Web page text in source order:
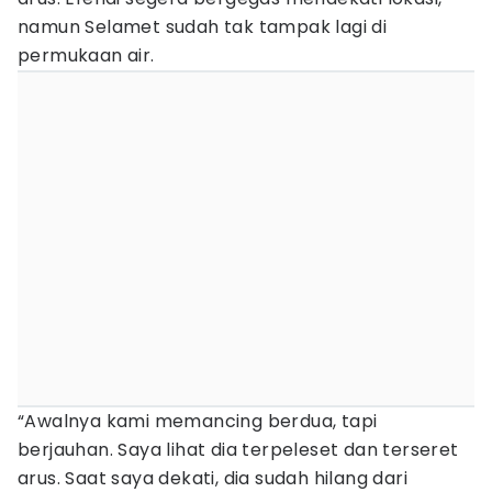
namun Selamet sudah tak tampak lagi di
permukaan air.
“Awalnya kami memancing berdua, tapi
berjauhan. Saya lihat dia terpeleset dan terseret
arus. Saat saya dekati, dia sudah hilang dari